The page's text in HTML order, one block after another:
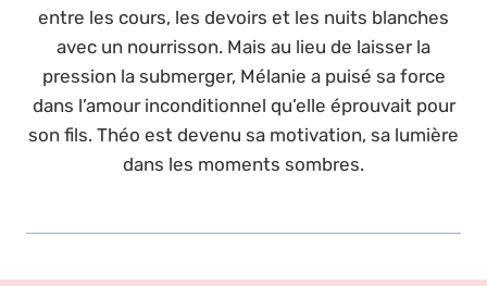
entre les cours, les devoirs et les nuits blanches
avec un nourrisson. Mais au lieu de laisser la
pression la submerger, Mélanie a puisé sa force
dans l’amour inconditionnel qu’elle éprouvait pour
son fils. Théo est devenu sa motivation, sa lumière
dans les moments sombres.